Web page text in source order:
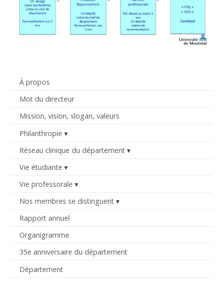
À propos
Mot du directeur
Mission, vision, slogan, valeurs
Philanthropie
Réseau clinique du département
Vie étudiante
Vie professorale
Nos membres se distinguent
Rapport annuel
Organigramme
35e anniversaire du département
Département